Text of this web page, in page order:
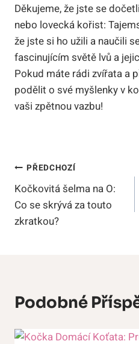
Děkujeme, že jste se
nebo lovecká kořist:
že jste si ho užili a naučili
fascinujícím světě lvů a
Pokud máte rádi zvířata a
podělit o své myšlenky v
vaši zpětnou vazbu!
Navigace
Pro
Příspěvek
PŘEDCHOZÍ
Kočkovitá šelma na O:
Co se skrývá za touto
zkratkou?
Podobné